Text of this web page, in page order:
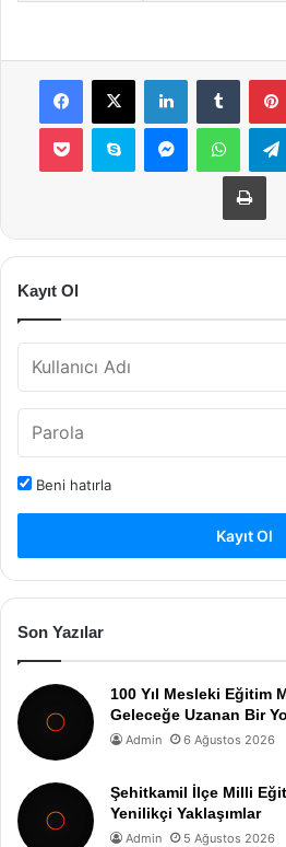
Facebook
X LinkedInTumblr
Pocket Skype Messenger
Kayıt Ol
Beni hatırla
Kayıt Ol
Son Yazılar
100 Yıl Mesleki Eğitim
Geleceğe Uzanan Bir
Admin 6 Ağustos 2026
Şehitkamil İlçe Milli
Yenilikçi Yaklaşımlar
Admin 5 Ağustos 2026